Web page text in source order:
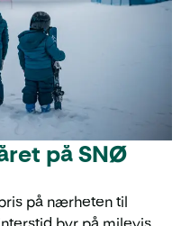
på SNØ
på nærheten til